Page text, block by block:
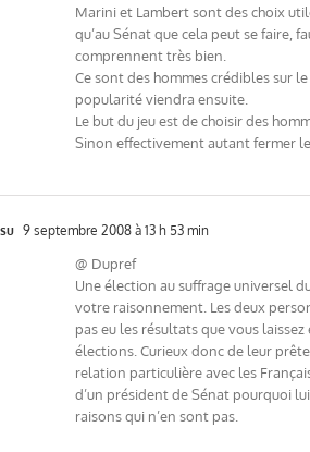
Marini et Lambert sont des choix
qu’au Sénat que cela peut se faire,
comprennent très bien.
Ce sont des hommes crédibles sur
popularité viendra ensuite.
Le but du jeu est de choisir des
Sinon effectivement autant fermer
su 9 septembre 2008 à 13 h 53 min
@ Dupref
Une élection au suffrage universel
votre raisonnement. Les deux
pas eu les résultats que vous
élections. Curieux donc de leur
relation particulière avec les
d’un président de Sénat pourquoi
raisons qui n’en sont pas.